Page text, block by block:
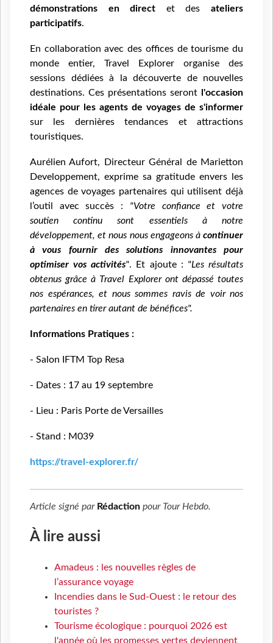
démonstrations en direct et desateliers
participatifs.
En collaboration avec des offices de tourisme du
monde entier, Travel Explorer organise des
sessions dédiées à la découverte de nouvelles
destinations. Ces présentations seront
l'occasion
idéale pour les agents de voyages de s'informer
sur les dernières tendances et attractions
touristiques.
Aurélien Aufort, Directeur Général de Marietton
Developpement, exprime sa gratitude envers les
agences de voyages partenaires qui utilisent déjà
l’outil avec succès : "Votre confiance et votre
soutien continu sont essentiels à notre
développement, et nous nous engageons àcontinuer
à vous fournir des solutions innovantes pour
optimiser vos activités". Et ajoute : "Les résultats
obtenus grâce à Travel Explorer ont dépassé toutes
nos espérances, et nous sommes ravis de voir nos
partenaires en tirer autant de bénéfices".
Informations Pratiques :
- Salon IFTM Top Resa
- Dates : 17 au 19 septembre
- Lieu : Paris Porte de Versailles
- Stand : M039
https://travel-explorer.fr/
Article signé par Rédaction pour Tour Hebdo.
À lire aussi
Amadeus : les nouvelles règles de
l’assurance voyage
Incendies dans le Sud-Ouest : le retour des
touristes ?
Tourisme écologique : pourquoi 2026 est
l'année où les promesses vertes deviennent